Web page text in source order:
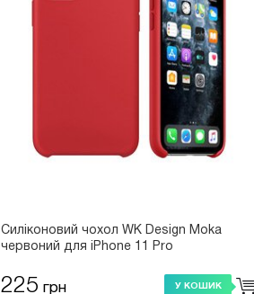
Силіконовий чохол WK Design Moka
червоний для iPhone 11 Pro
225 грн У КОШИК